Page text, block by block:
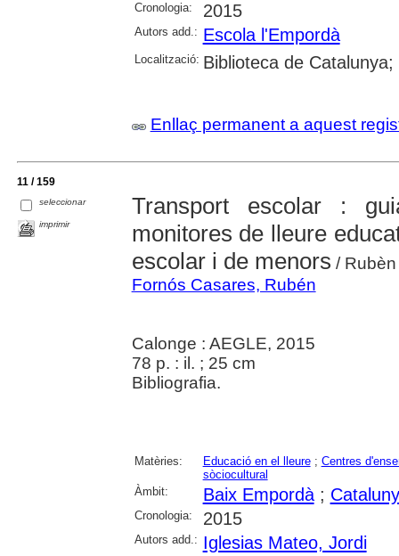
Cronologia: 2015
Autors add.: Escola l'Empordà
Localització: Biblioteca de
Enllaç permanent a aquest
11 / 159
seleccionar
imprimir
Transport escolar :
monitores de lleure
escolar i de menors /
Fornós Casares, Rubén
Calonge : AEGLE, 2015
78 p. : il. ; 25 cm
Bibliografia.
Matèries: Educació en el lleure; Centres
sòciocultural
Àmbit:
Baix Empordà;
Cronologia: 2015
Autors add.: Iglesias Mateo, Jordi